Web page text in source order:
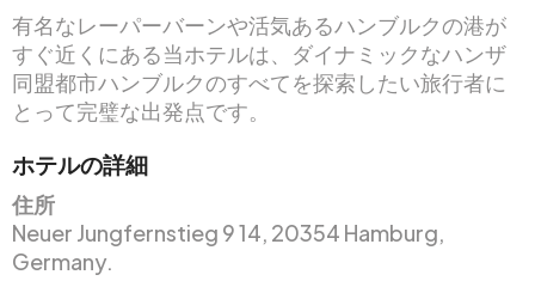
有名なレーパーバーンや活気あるハンブルクの港が
すぐ近くにある当ホテルは、ダイナミックなハンザ
同盟都市ハンブルクのすべてを探索したい旅行者に
とって完璧な出発点です。
ホテルの詳細
住所
Neuer Jungfernstieg 9 14, 20354 Hamburg,
Germany.